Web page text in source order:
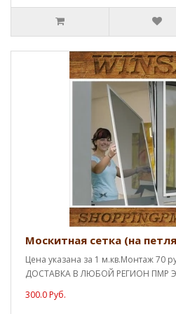
Москитная сетка (на
Цена указана за 1 м.кв.Монтаж
ДОСТАВКА В ЛЮБОЙ РЕГИОН ПМР
300.0 Руб.